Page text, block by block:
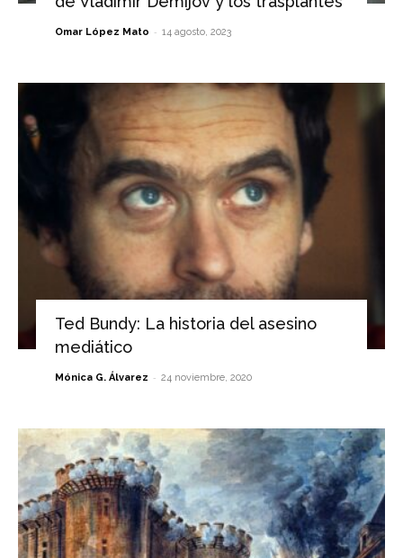
Omar López Mato - 14 agosto, 2023
Ted Bundy: La historia del asesino
mediático
Mónica G. Álvarez - 24 noviembre, 2020